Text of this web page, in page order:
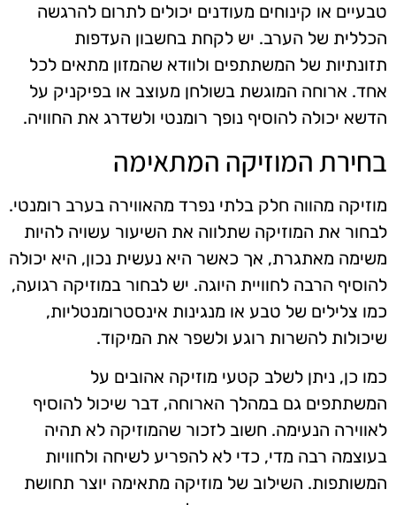
טבעיים או קינוחים מעודנים יכולים לתרום להרגשה
הכללית של הערב. יש לקחת בחשבון העדפות
תזונתיות של המשתתפים ולוודא שהמזון מתאים לכל
אחד. ארוחה המוגשת בשולחן מעוצב או בפיקניק על
הדשא יכולה להוסיף נופך רומנטי ולשדרג את החוויה.
בחירת המוזיקה המתאימה
מוזיקה מהווה חלק בלתי נפרד מהאווירה בערב רומנטי.
לבחור את המוזיקה שתלווה את השיעור עשויה להיות
משימה מאתגרת, אך כאשר היא נעשית נכון, היא יכולה
להוסיף הרבה לחוויית היוגה. יש לבחור במוזיקה רגועה,
כמו צלילים של טבע או מנגינות אינסטרומנטליות,
שיכולות להשרות רוגע ולשפר את המיקוד.
כמו כן, ניתן לשלב קטעי מוזיקה אהובים על
המשתתפים גם במהלך הארוחה, דבר שיכול להוסיף
לאווירה הנעימה. חשוב לזכור שהמוזיקה לא תהיה
בעוצמה רבה מדי, כדי לא להפריע לשיחה ולחוויות
המשותפות. השילוב של מוזיקה מתאימה יוצר תחושת